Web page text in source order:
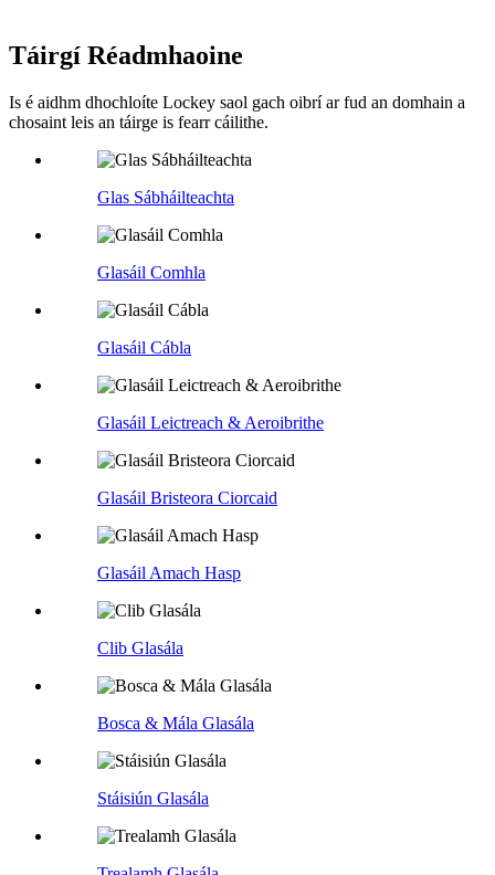
Táirgí Réadmhaoine
Is é aidhm dhochloíte Lockey saol gach oibrí ar fud an domhain a
chosaint leis an táirge is fearr cáilithe.
Glas Sábháilteachta
Glasáil Comhla
Glasáil Cábla
Glasáil Leictreach & Aeroibrithe
Glasáil Bristeora Ciorcaid
Glasáil Amach Hasp
Clib Glasála
Bosca & Mála Glasála
Stáisiún Glasála